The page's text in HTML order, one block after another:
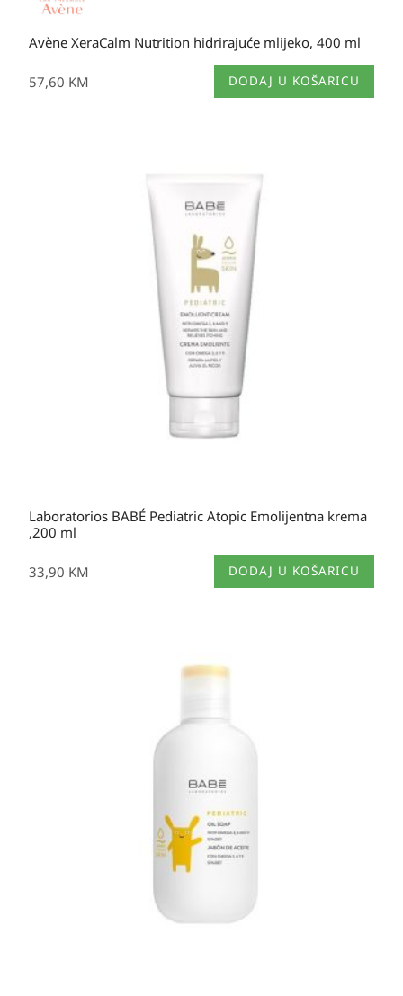
Avène XeraCalm Nutrition hidrirajuće mlijeko, 400 ml
57,60 KM DODAJ U KOŠARICU
Laboratorios BABÉ Pediatric Atopic Emolijentna krema
,200 ml
33,90 KM DODAJ U KOŠARICU